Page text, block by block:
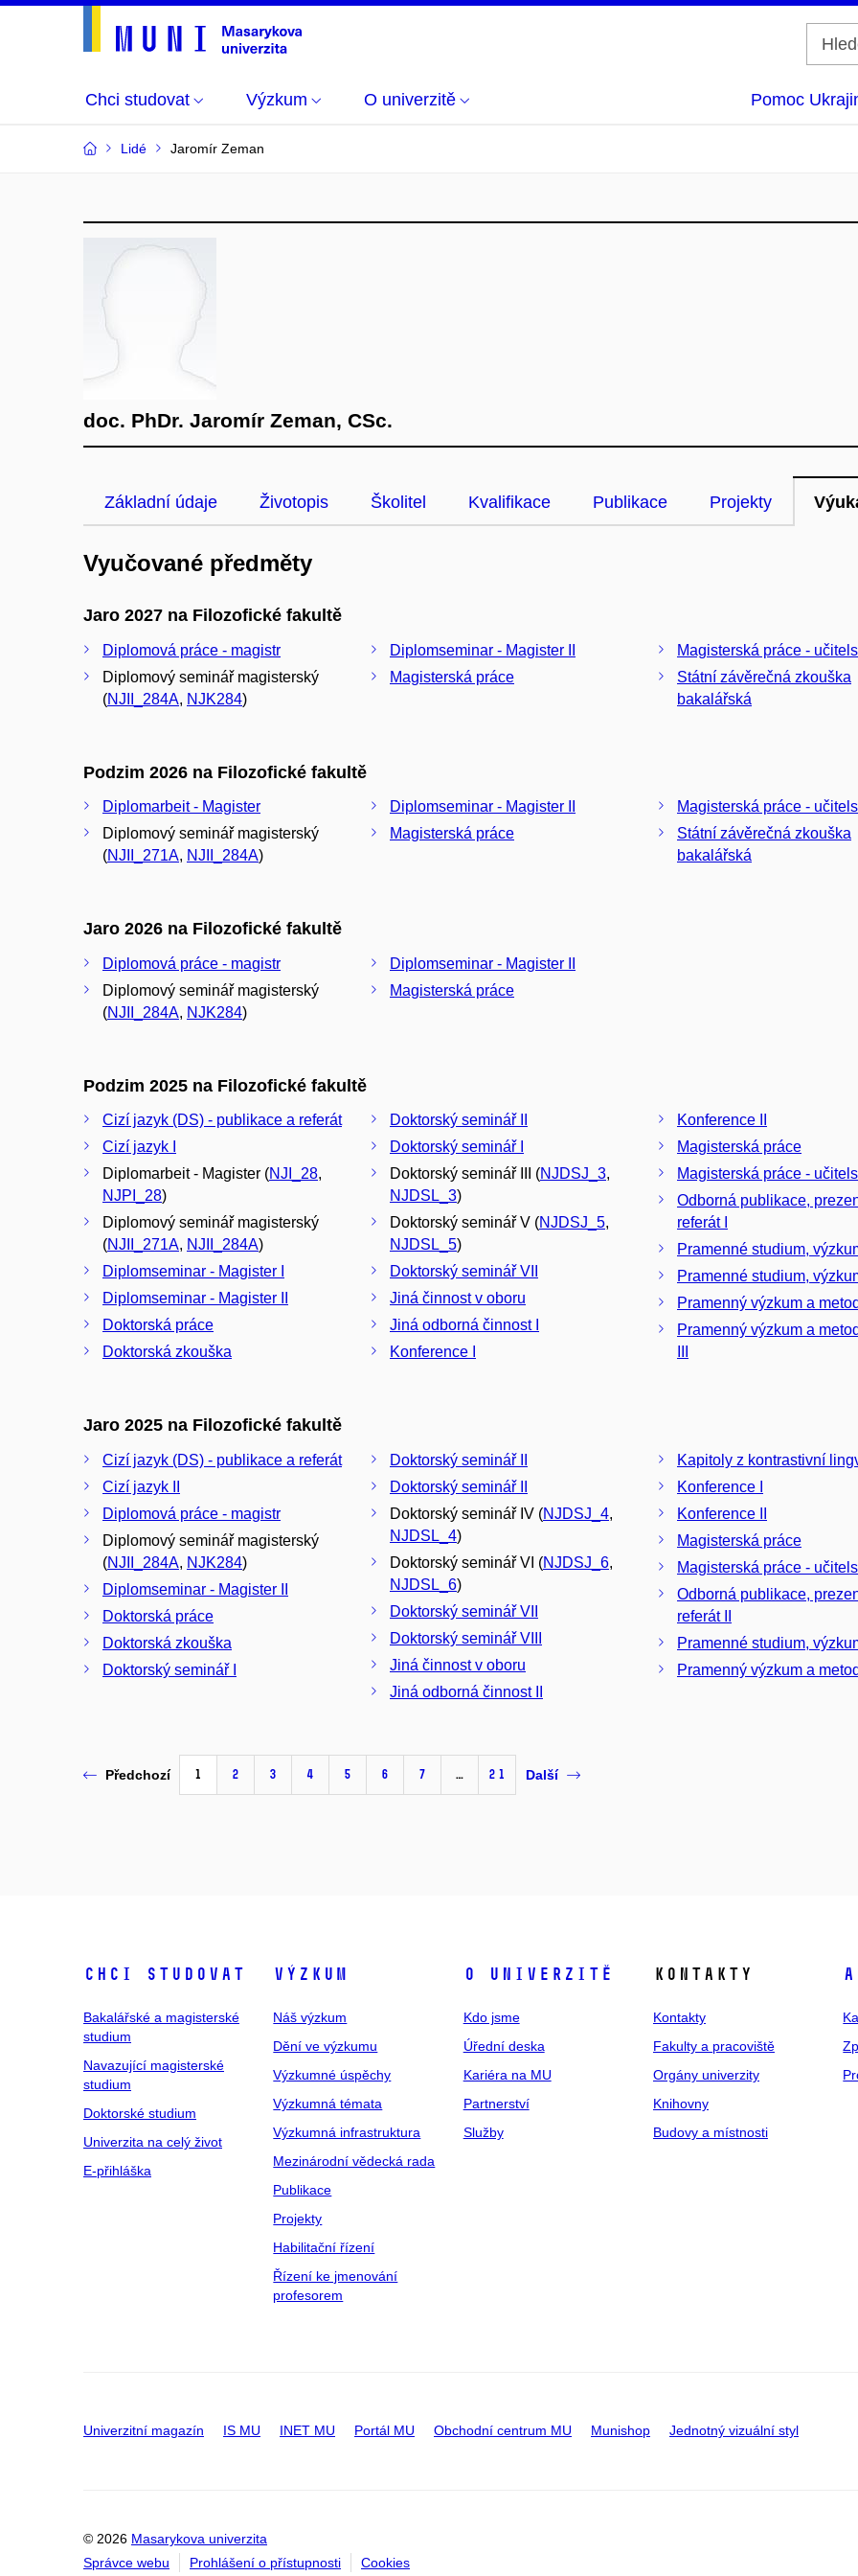
Chci studovat Výzkum O univerzitě Pomoc
Lidé Jaromír Zeman
doc. PhDr. Jaromír Zeman, CSc.
Základní údaje Životopis Školitel Kvalifikace Publikace Projekty
Vyučované předměty
Jaro 2027 na Filozofické fakultě
Diplomová práce - magistr
Diplomový seminář magisterský
(NJII_284A, NJK284)
Diplomseminar - Magister II
Magisterská práce
Magisterská práce -
Státní závěrečná zkouška
bakalářská
Podzim 2026 na Filozofické fakultě
Diplomarbeit - Magister
Diplomový seminář magisterský
(NJII_271A, NJII_284A)
Diplomseminar - Magister II
Magisterská práce
Magisterská práce -
Státní závěrečná zkouška
bakalářská
Jaro 2026 na Filozofické fakultě
Diplomová práce - magistr
Diplomový seminář magisterský
(NJII_284A, NJK284)
Diplomseminar - Magister II
Magisterská práce
Podzim 2025 na Filozofické fakultě
Cizí jazyk (DS) - publikace a referát
Cizí jazyk I
Diplomarbeit - Magister (NJI_28,
NJPI_28)
Diplomový seminář magisterský
(NJII_271A, NJII_284A)
Diplomseminar - Magister I
Diplomseminar - Magister II
Doktorská práce
Doktorská zkouška
Doktorský seminář I
Doktorský seminář III (NJDSJ_3,
NJDSL_3)
Doktorský seminář V (NJDSJ_5,
NJDSL_5)
Doktorský seminář VII
Jiná činnost v oboru
Jiná odborná činnost I
Konference I
Konference II
Magisterská práce
Magisterská práce -
Odborná publikace,
referát I
Pramenné studium,
Pramenné studium,
Pramenný
Pramenný výzkum a metodologie
Jaro 2025 na Filozofické fakultě
Cizí jazyk (DS) - publikace a referát
Cizí jazyk II
Diplomová práce - magistr
Diplomový seminář magisterský
(NJII_284A, NJK284)
Diplomseminar - Magister II
Doktorská práce
Doktorská zkouška
Doktorský seminář II
Doktorský seminář IV (NJDSJ_4,
NJDSL_4)
Doktorský seminář VI (NJDSJ_6,
NJDSL_6)
Doktorský seminář VII
Doktorský seminář VIII
Jiná činnost v oboru
Jiná odborná činnost II
Kapitoly z kontrastivní
Konference I
Konference II
Magisterská práce
Magisterská práce -
Odborná publikace,
referát II
Pramenné studium,
Pramenný
Předchozí 1 2 3 4 5 6 7 … 21 Další
Chci studovat
Bakalářské a magisterské
studium
Navazující magisterské
studium
Doktorské studium
Univerzita na celý život
E-přihláška
Výzkum
Náš výzkum
Dění ve výzkumu
Výzkumné úspěchy
Výzkumná témata
Výzkumná infrastruktura
Mezinárodní vědecká rada
Publikace
Projekty
Habilitační řízení
Řízení ke jmenování
profesorem
O univerzitě
Kdo jsme
Úřední deska
Kariéra na MU
Partnerství
Služby
Kontakty
Kontakty
Fakulty a pracoviště
Orgány univerzity
Knihovny
Budovy a místnosti
Univerzitní magazín IS MU INET MU Portál MU Obchodní centrum MU Munishop Jednotný vizuální styl
© 2026 Masarykova univerzita
Správce webu
Prohlášení o přístupnosti Cookies